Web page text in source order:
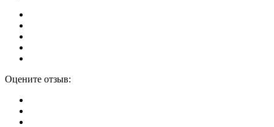
Оцените отзыв: